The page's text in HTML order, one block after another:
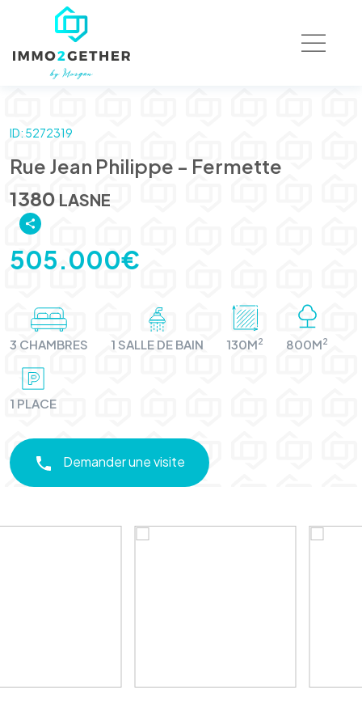
ID: 5272319
Rue Jean Philippe - Fermette
1380 LASNE
505.000€
3 CHAMBRES 1 SALLE DE BAIN 130M2 800M2
1 PLACE
Demander une visite